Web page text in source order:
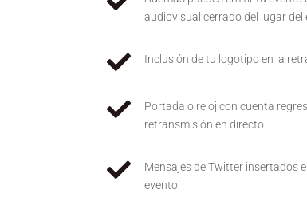
audiovisual cerrado del lugar del
 Inclusión de tu logotipo en la

Portada o reloj con cuenta
retransmisión en directo.

Mensajes de Twitter insertados
evento.